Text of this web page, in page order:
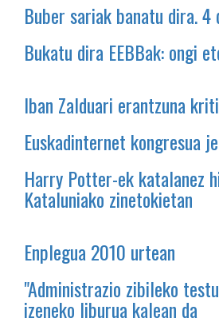
Buber sariak banatu dira.
Bukatu dira EEBBak: ongi
Iban Zalduari erantzuna
Euskadinternet kongresua
Harry Potter-ek katalanez
Kataluniako zinetokietan
Enplegua 2010 urtean
"Administrazio zibileko
izeneko liburua kalean da